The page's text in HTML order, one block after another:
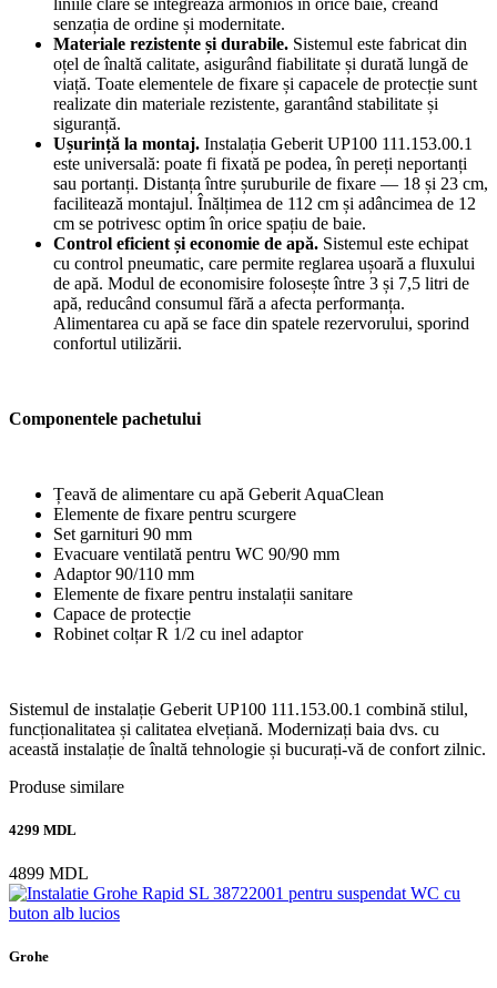
senzația de ordine și modernitate.
Materiale rezistente și durabile. Sistemul este fabricat din
oțel de înaltă calitate, asigurând fiabilitate și durată lungă de
viață. Toate elementele de fixare și capacele de protecție sunt
realizate din materiale rezistente, garantând stabilitate și
siguranță.
Ușurință la montaj. Instalația Geberit UP100 111.153.00.1
este universală: poate fi fixată pe podea, în pereți neportanți
sau portanți. Distanța între șuruburile de fixare — 18 și 23 cm,
facilitează montajul. Înălțimea de 112 cm și adâncimea de 12
cm se potrivesc optim în orice spațiu de baie.
Control eficient și economie de apă. Sistemul este echipat
cu control pneumatic, care permite reglarea ușoară a fluxului
de apă. Modul de economisire folosește între 3 și 7,5 litri de
apă, reducând consumul fără a afecta performanța.
Alimentarea cu apă se face din spatele rezervorului, sporind
confortul utilizării.
Componentele pachetului
Țeavă de alimentare cu apă Geberit AquaClean
Elemente de fixare pentru scurgere
Set garnituri 90 mm
Evacuare ventilată pentru WC 90/90 mm
Adaptor 90/110 mm
Elemente de fixare pentru instalații sanitare
Capace de protecție
Robinet colțar R 1/2 cu inel adaptor
Sistemul de instalație Geberit UP100 111.153.00.1 combină stilul,
funcționalitatea și calitatea elvețiană. Modernizați baia dvs. cu
această instalație de înaltă tehnologie și bucurați-vă de confort zilnic.
Produse similare
4299 MDL
4899 MDL
Grohe